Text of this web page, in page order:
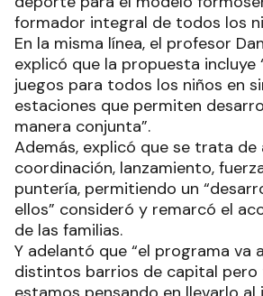
formador integral de todos los
En la misma línea, el profesor
explicó que la propuesta incluye
juegos para todos los niños en
estaciones que permiten
manera conjunta”.
Además, explicó que se trata
coordinación, lanzamiento,
puntería, permitiendo un
ellos” consideró y remarcó el
de las familias.
Y adelantó que “el programa va
distintos barrios de capital pero